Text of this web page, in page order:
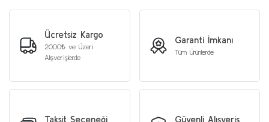
Ücretsiz Kargo
2000₺ ve Üzeri
Alışverişlerde
Garanti İmkanı
Tüm Ürünlerde
Taksit Seçeneği Güvenli Alışveriş